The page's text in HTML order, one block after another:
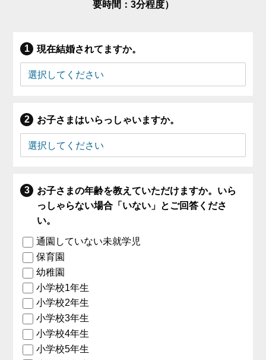
要時間：3分程度）
現在結婚されてますか。
お子さまはいらっしゃいますか。
お子さまの年齢を教えていただけますか。いら
っしゃらない場合「いない」とご回答くださ
い。
通園していない未就学児
保育園
幼稚園
小学校1年生
小学校2年生
小学校3年生
小学校4年生
小学校5年生